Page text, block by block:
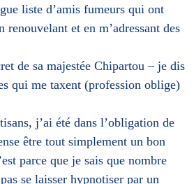
liste d’amis fumeurs qui ont
et en m’adressant des
de sa majestée Chipartou – je dis
qui me taxent (profession oblige)
j’ai été dans l’obligation de
être tout simplement un bon
parce que je sais que nombre
se laisser hypnotiser par un